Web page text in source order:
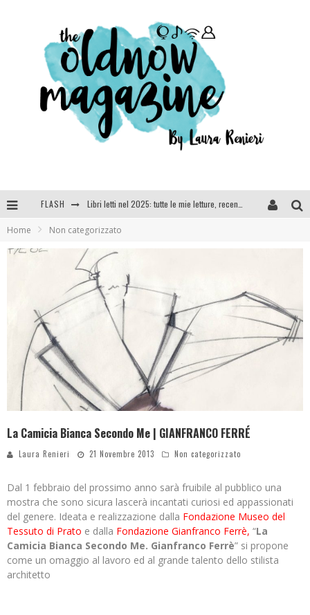
FLASH
SEE YOU AT 5 | Chanel
Home Non categorizzato
La Camicia Bianca Secondo Me | GIANFRANCO FERRÉ
Laura Renieri 21 Novembre 2013 Non categorizzato
Dal 1 febbraio del prossimo anno sarà fruibile al pubblico una
mostra che sono sicura lascerà incantati curiosi ed appassionati
del genere. Ideata e realizzazione dalla Fondazione Museo del
Tessuto di Prato e dalla Fondazione Gianfranco Ferrè, “La
Camicia Bianca Secondo Me. Gianfranco Ferrè” si propone
come un omaggio al lavoro ed al grande talento dello stilista
architetto